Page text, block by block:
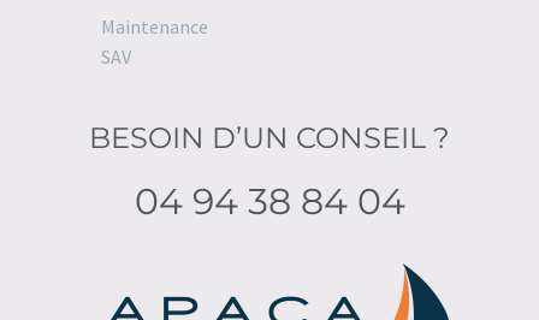
Maintenance
SAV
BESOIN D’UN CONSEIL ?
04 94 38 84 04